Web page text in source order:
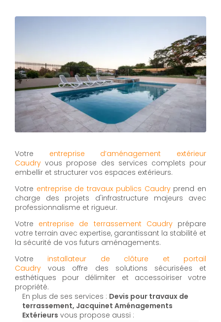
Votre entreprise d’aménagement extérieur
Caudry vous propose des services complets pour
embellir et structurer vos espaces extérieurs.
Votre entreprise de travaux publics Caudryprend en
charge des projets d'infrastructure majeurs avec
professionnalisme et rigueur.
Votre entreprise de terrassement Caudryprépare
votre terrain avec expertise, garantissant la stabilité et
la sécurité de vos futurs aménagements.
Votre installateur de clôture et portail
Caudry vous offre des solutions sécurisées et
esthétiques pour délimiter et accessoiriser votre
propriété.
En plus de ses services : Devis pour travaux de
terrassement, Jacquinet Aménagements
Extérieurs vous propose aussi :